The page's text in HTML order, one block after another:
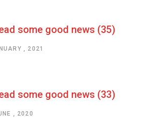
some good news (35)
, 2021
some good news (33)
, 2020